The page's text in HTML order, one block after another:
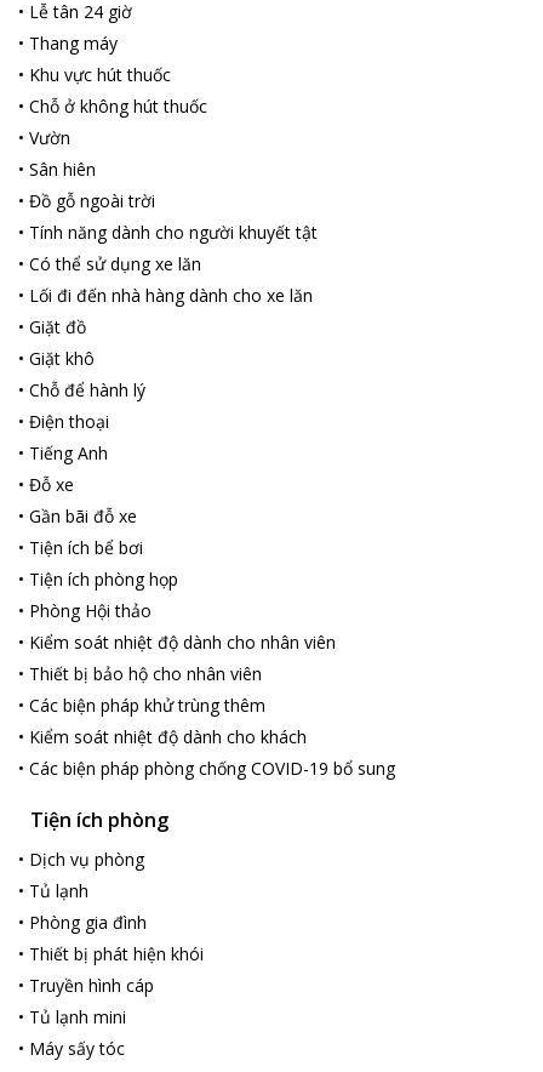
đầy 49,47 km và Sông xoài chưa đầy 41,68 km.
• Lễ tân 24 giờ
• Thang máy
• Khu vực hút thuốc
• Chỗ ở không hút thuốc
• Vườn
• Sân hiên
• Đồ gỗ ngoài trời
• Tính năng dành cho người khuyết tật
• Có thể sử dụng xe lăn
• Lối đi đến nhà hàng dành cho xe lăn
• Giặt đồ
• Giặt khô
• Chỗ để hành lý
• Điện thoại
• Tiếng Anh
• Đỗ xe
• Gần bãi đỗ xe
• Tiện ích bể bơi
• Tiện ích phòng họp
• Phòng Hội thảo
• Kiểm soát nhiệt độ dành cho nhân viên
• Thiết bị bảo hộ cho nhân viên
• Các biện pháp khử trùng thêm
• Kiểm soát nhiệt độ dành cho khách
• Các biện pháp phòng chống COVID-19 bổ sung
Tiện ích phòng
• Dịch vụ phòng
• Tủ lạnh
• Phòng gia đình
• Thiết bị phát hiện khói
• Truyền hình cáp
• Tủ lạnh mini
• Máy sấy tóc